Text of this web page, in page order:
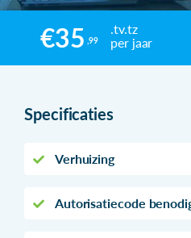
€35 ,99
.tv.tz
per jaar
Specificaties
Verhuizing
Autorisatiecode